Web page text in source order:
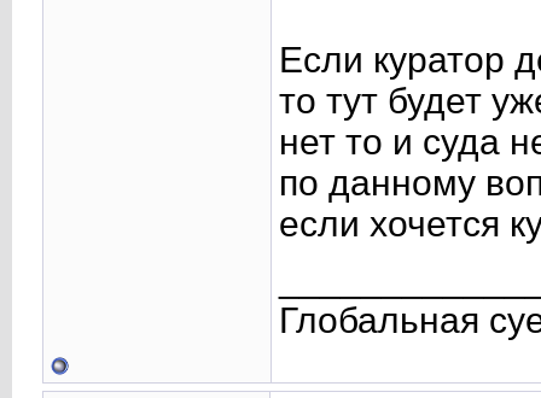
Если куратор
то тут будет
нет то и суда
по данному
если хочется
Глобальная